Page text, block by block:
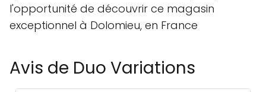
l'opportunité de découvrir ce magasin
exceptionnel à Dolomieu, en France
Avis de Duo Variations